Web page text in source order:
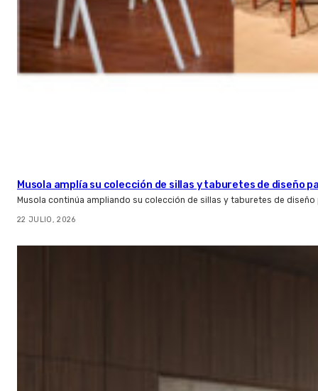
Musola amplía su colección de sillas y taburetes de diseño
Musola continúa ampliando su colección de sillas y taburetes de
22 JULIO, 2026